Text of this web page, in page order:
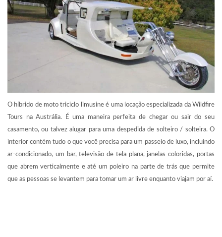
O híbrido de moto triciclo limusine é uma locação especializada da Wildfire
Tours na Austrália. É uma maneira perfeita de chegar ou sair do seu
casamento, ou talvez alugar para uma despedida de solteiro / solteira. O
interior contém tudo o que você precisa para um passeio de luxo, incluindo
ar-condicionado, um bar, televisão de tela plana, janelas coloridas, portas
que abrem verticalmente e até um poleiro na parte de trás que permite
que as pessoas se levantem para tomar um ar livre enquanto viajam por aí.